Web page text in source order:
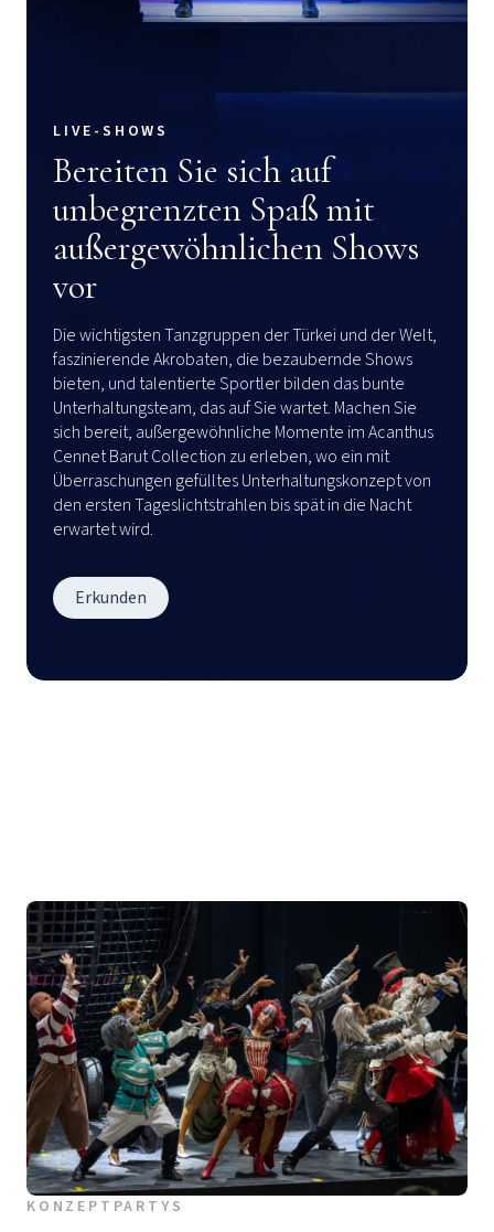
LIVE-SHOWS
Bereiten Sie sich auf
unbegrenzten Spaß mit
außergewöhnlichen Shows
vor
Die wichtigsten Tanzgruppen der Türkei und der Welt,
faszinierende Akrobaten, die bezaubernde Shows
bieten, und talentierte Sportler bilden das bunte
Unterhaltungsteam, das auf Sie wartet. Machen Sie
sich bereit, außergewöhnliche Momente im Acanthus
Cennet Barut Collection zu erleben, wo ein mit
Überraschungen gefülltes Unterhaltungskonzept von
den ersten Tageslichtstrahlen bis spät in die Nacht
erwartet wird.
Erkunden
KONZEPTPARTYS